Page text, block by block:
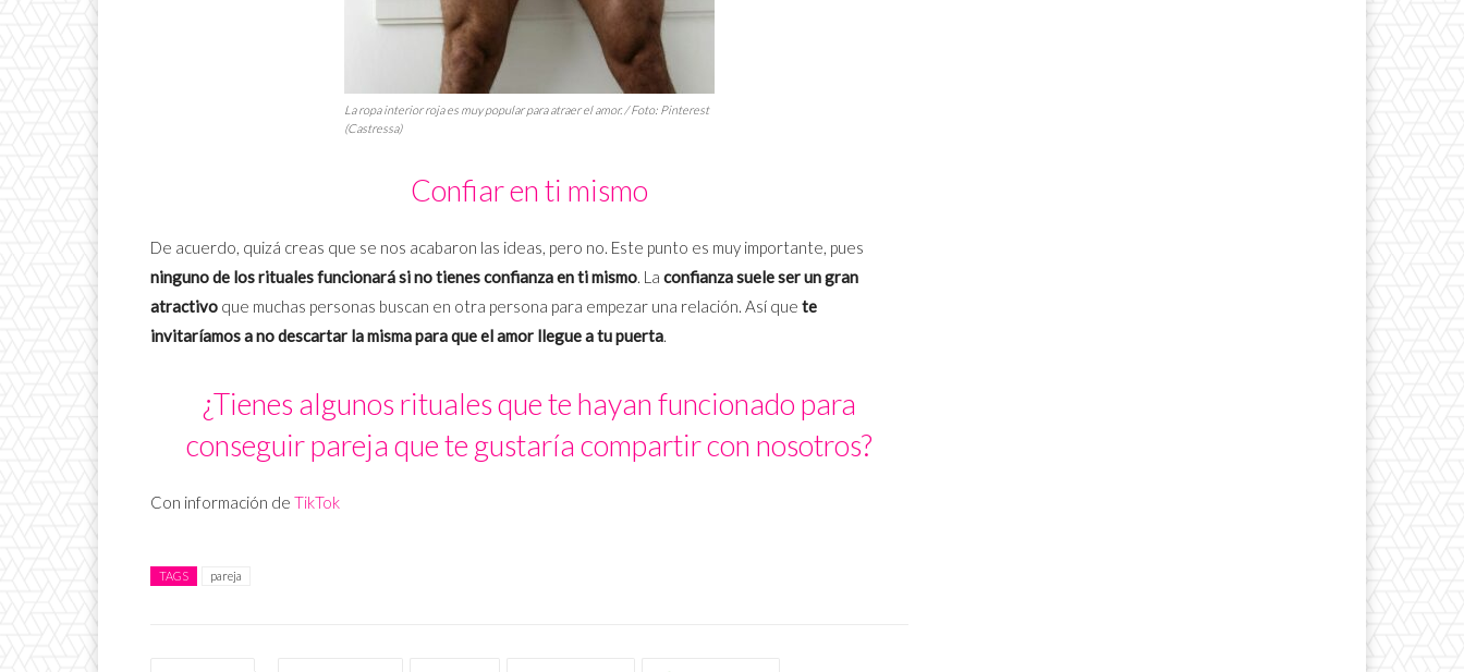
La ropa interior roja es muy popular para atraer el amor. / Foto: Pinterest
(Castressa)
Confiar en ti mismo
De acuerdo, quizá creas que se nos acabaron las ideas, pero no. Este punto es muy importante, pues
ninguno de los rituales funcionará si no tienes confianza en ti mismo. La confianza suele ser un gran
atractivo que muchas personas buscan en otra persona para empezar una relación. Así que te
invitaríamos a no descartar la misma para que el amor llegue a tu puerta.
¿Tienes algunos rituales que te hayan funcionado para
conseguir pareja que te gustaría compartir con nosotros?
Con información de TikTok
TAGS pareja